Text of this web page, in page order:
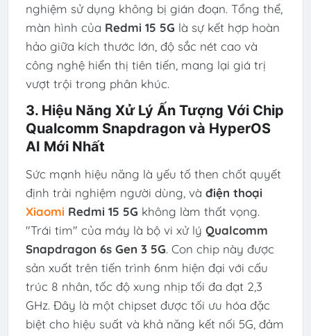
nghiệm sử dụng không bị gián đoạn. Tổng thể,
màn hình của Redmi 15 5G là sự kết hợp hoàn
hảo giữa kích thước lớn, độ sắc nét cao và
công nghệ hiển thị tiên tiến, mang lại giá trị
vượt trội trong phân khúc.
3. Hiệu Năng Xử Lý Ấn Tượng Với Chip
Qualcomm Snapdragon và HyperOS
AI Mới Nhất
Sức mạnh hiệu năng là yếu tố then chốt quyết
định trải nghiệm người dùng, và điện thoại
Xiaomi Redmi 15 5G không làm thất vọng.
"Trái tim" của máy là bộ vi xử lý Qualcomm
Snapdragon 6s Gen 3 5G. Con chip này được
sản xuất trên tiến trình 6nm hiện đại với cấu
trúc 8 nhân, tốc độ xung nhịp tối đa đạt 2,3
GHz. Đây là một chipset được tối ưu hóa đặc
biệt cho hiệu suất và khả năng kết nối 5G, đảm